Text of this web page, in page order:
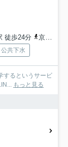
徒歩24分 京葉線「市川塩浜」駅 徒歩27分
公共下水
するというサービ
もっと見る